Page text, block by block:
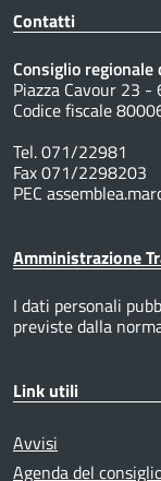
Contatti
Consiglio
Piazza Cavour 23
Codice fiscale
Tel. 071/22981
Fax 071/2298203
PEC
Amministrazione
I dati personali
previste dalla
Link utili
Avvisi
Agenda del